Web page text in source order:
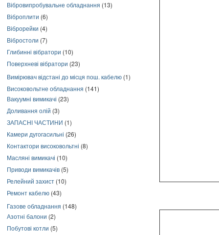
Вібровипробувальне обладнання (13)
Віброплити (6)
Віброрейки (4)
Вібростоли (7)
Глибинні вібратори (10)
Поверхневі вібратори (23)
Вимірювач відстані до місця пош. кабелю (1)
Високовольтне обладнання (141)
Вакуумні вимикачі (23)
Доливання олій (3)
ЗАПАСНІ ЧАСТИНИ (1)
Камери дугогасильні (26)
Контактори високовольтні (8)
Масляні вимикачі (10)
Приводи вимикачів (5)
Релейний захист (10)
Ремонт кабелю (43)
Газове обладнання (148)
Азотні балони (2)
Побутові котли (5)